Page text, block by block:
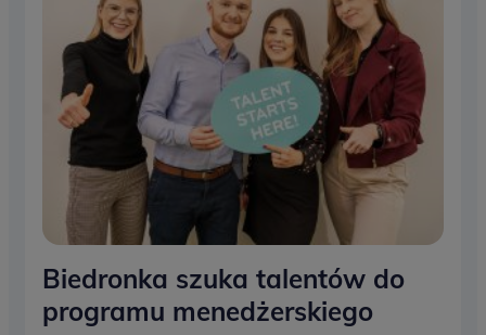
Biedronka szuka talentów do
programu menedżerskiego